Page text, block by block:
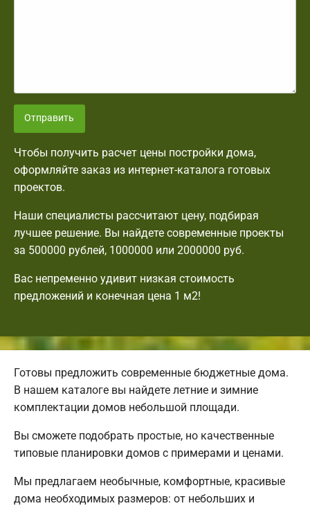
Отправить
Чтобы получить расчет цены постройки дома,
оформляйте заказ из интернет-каталога готовых
проектов.
Наши специалисты рассчитают цену, подбирая
лучшее решение. Вы найдете современные проекты
за 500000 рублей, 1000000 или 2000000 руб.
Вас непременно удивит низкая стоимость
предложений и конечная цена 1 м2!
Готовы предложить современные бюджетные дома.
В нашем каталоге вы найдете летние и зимние
комплектации домов небольшой площади.
Вы сможете подобрать простые, но качественные
типовые планировки домов с примерами и ценами.
Мы предлагаем необычные, комфортные, красивые
дома необходимых размеров: от небольших и